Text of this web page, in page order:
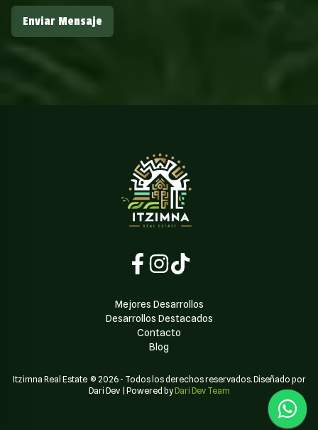
Enviar Mensaje
Mejores Desarrollos
Desarrollos Destacados
Contacto
Blog
Itzimna Real Estate© 2026- Todos los derechos reservados. Diseñado por
Dari Dev| Powered by Dari Dev Team